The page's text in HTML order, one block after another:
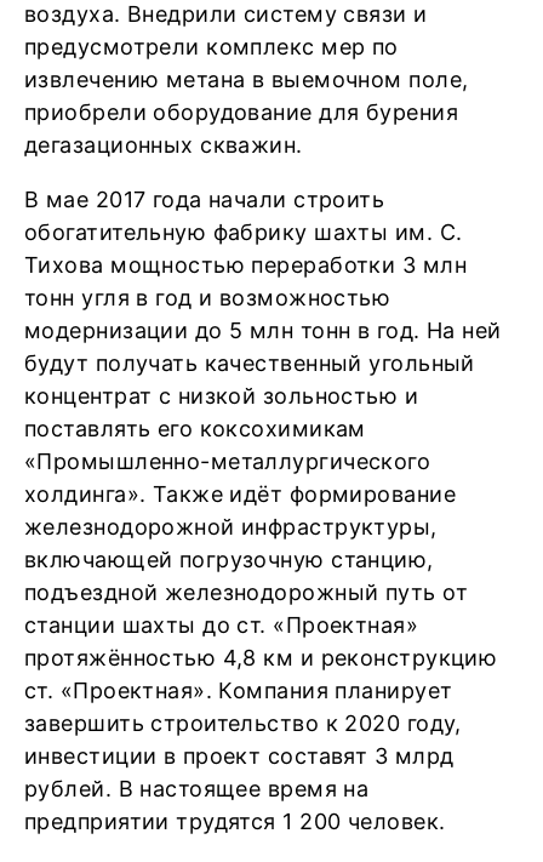
воздуха. Внедрили систему связи и
предусмотрели комплекс мер по
извлечению метана в выемочном поле,
приобрели оборудование для бурения
дегазационных скважин.
В мае 2017 года начали строить
обогатительную фабрику шахты им. С.
Тихова мощностью переработки 3 млн
тонн угля в год и возможностью
модернизации до 5 млн тонн в год. На ней
будут получать качественный угольный
концентрат с низкой зольностью и
поставлять его коксохимикам
«Промышленно-металлургического
холдинга». Также идёт формирование
железнодорожной инфраструктуры,
включающей погрузочную станцию,
подъездной железнодорожный путь от
станции шахты до ст. «Проектная»
протяжённостью 4,8 км и реконструкцию
ст. «Проектная». Компания планирует
завершить строительство к 2020 году,
инвестиции в проект составят 3 млрд
рублей. В настоящее время на
предприятии трудятся 1 200 человек.